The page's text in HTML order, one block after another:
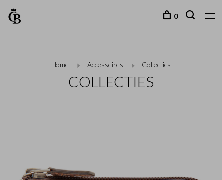
0
Home Accessoires Collecties
COLLECTIES